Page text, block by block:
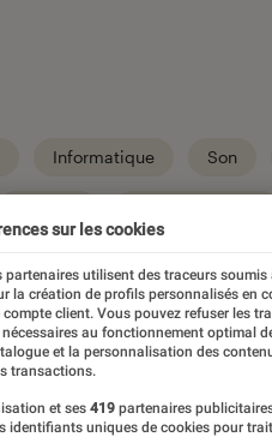
Informatique Son
audio, objets
l’actualité Tech
des tests de produits,
sur les cookies
partenaires utilisent des traceurs
la création de profils personnalisés en
compte client. Vous pouvez refuser les
au fonctionnement optimal
et la personnalisation des
transactions.
et ses 419 partenaires
identifiants uniques de cookies pour